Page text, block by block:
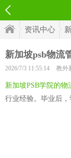
资讯中心
新加坡psb物流
2026/7/3 11:55:14 教外
新加坡PSB学院的物
行业经验。毕业后